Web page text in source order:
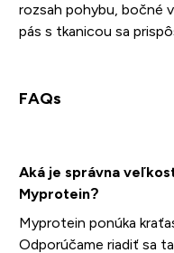
rozsah pohybu, bočné
pás s tkanicou sa
FAQs
Aká je správna
Myprotein?
Myprotein ponúka
Odporúčame riadiť sa